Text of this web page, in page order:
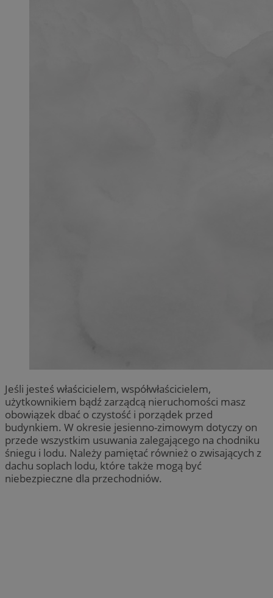
Jeśli jesteś właścicielem, współwłaścicielem,
użytkownikiem bądź zarządcą nieruchomości masz
obowiązek dbać o czystość i porządek przed
budynkiem. W okresie jesienno-zimowym dotyczy on
przede wszystkim usuwania zalegającego na chodniku
śniegu i lodu. Należy pamiętać również o zwisających z
dachu soplach lodu, które także mogą być
niebezpieczne dla przechodniów.